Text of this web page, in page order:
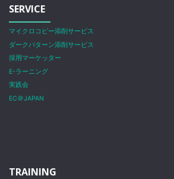
SERVICE
マイクロコピー添削サービス
ダークパターン添削サービス
採用マーケッター
E-ラーニング
実践会
EC＠JAPAN
TRAINING